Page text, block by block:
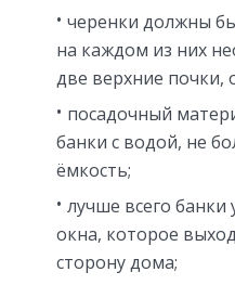
черенки должны
на каждом из них
две верхние почки,
посадочный
банки с водой, не
ёмкость;
лучше всего банки
окна, которое
сторону дома;